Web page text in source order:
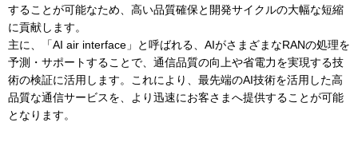
することが可能なため、高い品質確保と開発サイクルの大幅な短縮
に貢献します。
主に、「AI air interface」と呼ばれる、AIがさまざまなRANの処理を
予測・サポートすることで、通信品質の向上や省電力を実現する技
術の検証に活用します。これにより、最先端のAI技術を活用した高
品質な通信サービスを、より迅速にお客さまへ提供することが可能
となります。